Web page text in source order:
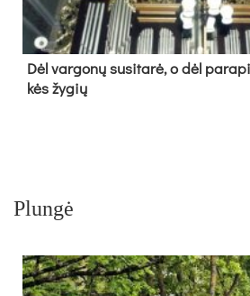
Dėl var­go­nų su­si­ta­rė, o dėl
kės žy­gių
Plungė